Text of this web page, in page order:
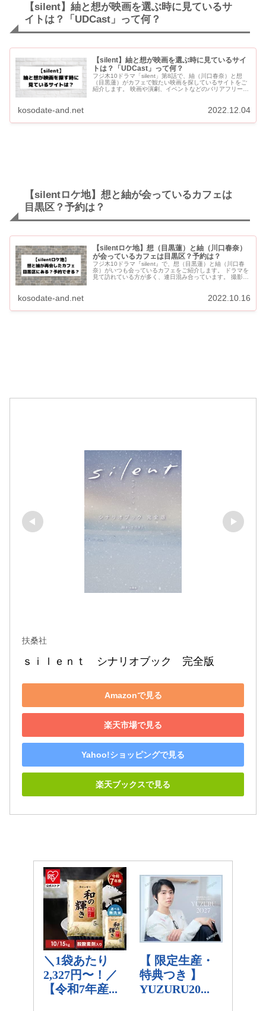
【silent】紬と想が映画を選ぶ時に見ているサ
イトは？「UDCast」って何？
【silent】紬と想が映画を選ぶ時に見ているサイ
トは？「UDCast」って何？
フジ木10ドラマ「silent」第8話で、紬（川口春奈）と想
（目黒蓮）がカフェで観たい映画を探しているサイトをご
紹介します。 映画や演劇、イベントなどのバリアフリー情
kosodate-and.net 2022.12.04
【silentロケ地】想と紬が会っているカフェは
目黒区？予約は？
【silentロケ地】想（目黒蓮）と紬（川口春奈）
が会っているカフェは目黒区？予約は？
フジ木10ドラマ『silent』で、想（目黒蓮）と紬（川口春
奈）がいつも会っているカフェをご紹介します。 ドラマを
見て訪れている方が多く、連日混み合っています。 撮影に
kosodate-and.net 2022.10.16
扶桑社
ｓｉｌｅｎｔ　シナリオブック　完全版
Amazonで見る
楽天市場で見る
Yahoo!ショッピングで見る
楽天ブックスで見る